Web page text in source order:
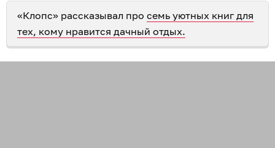
«Клопс» рассказывал про семь уютных книг для
тех, кому нравится дачный отдых.